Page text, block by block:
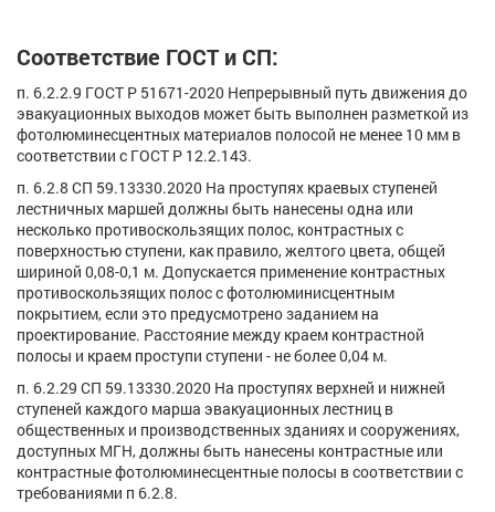
Соответствие ГОСТ и СП:
п. 6.2.2.9 ГОСТ Р 51671-2020 Непрерывный путь движения до
эвакуационных выходов может быть выполнен разметкой из
фотолюминесцентных материалов полосой не менее 10 мм в
соответствии с ГОСТ Р 12.2.143.
п. 6.2.8 СП 59.13330.2020 На проступях краевых ступеней
лестничных маршей должны быть нанесены одна или
несколько противоскользящих полос, контрастных с
поверхностью ступени, как правило, желтого цвета, общей
шириной 0,08-0,1 м. Допускается применение контрастных
противоскользящих полос с фотолюминисцентным
покрытием, если это предусмотрено заданием на
проектирование. Расстояние между краем контрастной
полосы и краем проступи ступени - не более 0,04 м.
п. 6.2.29 СП 59.13330.2020 На проступях верхней и нижней
ступеней каждого марша эвакуационных лестниц в
общественных и производственных зданиях и сооружениях,
доступных МГН, должны быть нанесены контрастные или
контрастные фотолюминесцентные полосы в соответствии с
требованиями п 6.2.8.